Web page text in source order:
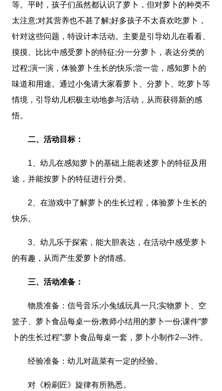
等。平时，孩子们虽然都认识了萝卜，但对萝卜的种类不
太注意;对其营养也不甚了解;好多孩子不太喜欢吃萝卜，
针对这些问题，特设计本活动。主要是引导幼儿在看看、
摸摸、比比中感受萝卜的特征;分一分萝卜，表达分类的
过程;演一演，体验萝卜生长的快乐;尝一尝，感知萝卜的
味道和用途。通过小兔请大家看萝卜、分萝卜、吃萝卜等
情境，引导幼儿积极主动地参与活动，从而获得新的感
悟。
二、活动目标：
1、幼儿在感知萝卜的基础上能表述萝卜的特征及用
途，并能按萝卜的特征进行分类。
2、在游戏中了解萝卜的生长过程，体验萝卜生长的
快乐。
3、幼儿乐于探索，能大胆表达，在活动中感受萝卜
的有趣，从而产生爱萝卜的情感。
三、活动准备：
物质准备：信号音乐;小兔绒玩具一只;实物萝卜、空
篮子、萝卜食品每桌一份;教师小结用的萝卜一份;课件“萝
卜的生长过程”;萝卜食品每桌一套，萝卜小制作2—3件。
经验准备：幼儿对蔬菜有一定的经验。
对《粉刷匠》旋律有所熟悉。